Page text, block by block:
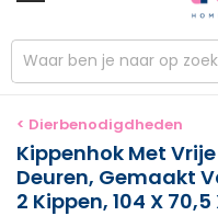
< Dierbenodigdheden
Kippenhok Met
Deuren, Gemaakt
2 Kippen, 104 X